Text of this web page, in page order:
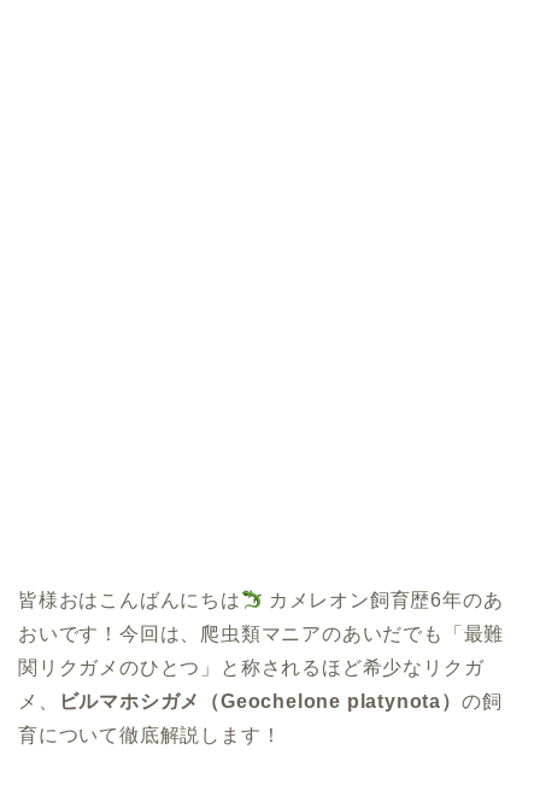
皆様おはこんばんにちは
カメレオン飼育歴6年のあ
おいです！今回は、爬虫類マニアのあいだでも「最難
関リクガメのひとつ」と称されるほど希少なリクガ
メ、
ビルマホシガメ（Geochelone platynota） の飼
育について徹底解説します！